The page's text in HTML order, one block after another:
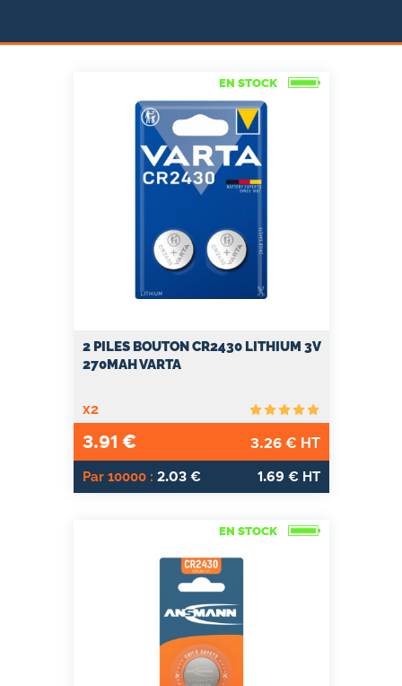
EN STOCK
2 PILES BOUTON CR2430 LITHIUM 3V
270MAH VARTA
x2
3.91 € 3.26€ HT
Par 10000 : 2.03€ 1.69 € HT
EN STOCK